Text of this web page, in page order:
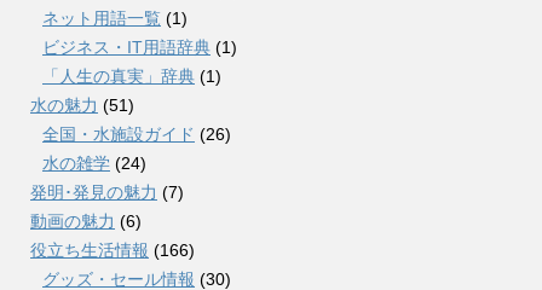
ネット用語一覧 (1)
ビジネス・IT用語辞典 (1)
「人生の真実」辞典 (1)
水の魅力 (51)
全国・水施設ガイド (26)
水の雑学 (24)
発明･発見の魅力 (7)
動画の魅力 (6)
役立ち生活情報 (166)
グッズ・セール情報 (30)